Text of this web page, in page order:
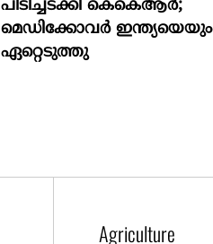
പിടിച്ചടക്കി കെകെആർ;
മെഡിക്കോവർ ഇന്ത്യയെയും
ഏറ്റെടുത്തു
Agriculture